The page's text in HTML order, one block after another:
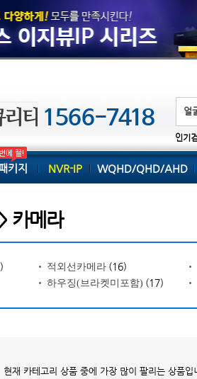
인기
키지 NVR-IP WQHD/QHD/AHD
카메라
적외선카메라 (16)
하우징(브라켓미포함) (17)
현재 카테고리 상품 중에 가장 많이 팔리는 상품입